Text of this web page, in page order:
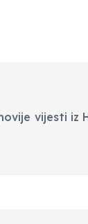
vijesti iz